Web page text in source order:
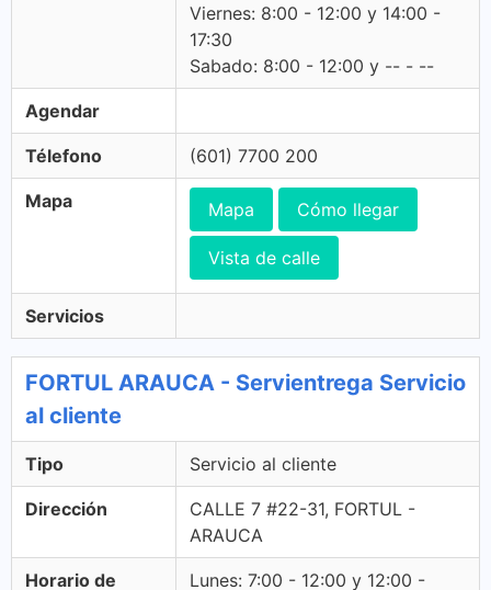
Viernes: 8:00 - 12:00 y 14:00 -
17:30
Sabado: 8:00 - 12:00 y -- - --
Agendar
Télefono (601) 7700 200
Mapa Mapa Cómo llegar
Vista de calle
Servicios
FORTUL ARAUCA - Servientrega Servicio
al cliente
Tipo Servicio al cliente
Dirección
CALLE 7 #22-31, FORTUL -
ARAUCA
Horario de Lunes: 7:00 - 12:00 y 12:00 -